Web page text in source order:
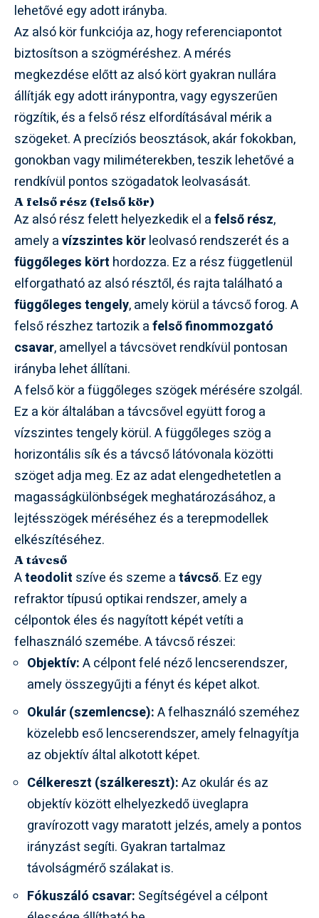
lehetővé egy adott irányba.
Az alsó kör funkciója az, hogy referenciapontot
biztosítson a szögméréshez. A mérés
megkezdése előtt az alsó kört gyakran nullára
állítják egy adott iránypontra, vagy egyszerűen
rögzítik, és a felső rész elfordításával mérik a
szögeket. A precíziós beosztások, akár fokokban,
gonokban vagy miliméterekben, teszik lehetővé a
rendkívül pontos szögadatok leolvasását.
A felső rész (felső kör)
Az alsó rész felett helyezkedik el afelső rész,
amely avízszintes körleolvasó rendszerét és a
függőleges kört hordozza. Ez a rész függetlenül
elforgatható az alsó résztől, és rajta található a
függőleges tengely, amely körül a távcső forog. A
felső részhez tartozik afelső finommozgató
csavar, amellyel a távcsövet rendkívül pontosan
irányba lehet állítani.
A felső kör a függőleges szögek mérésére szolgál.
Ez a kör általában a távcsővel együtt forog a
vízszintes tengely körül. A függőleges szög a
horizontális sík és a távcső látóvonala közötti
szöget adja meg. Ez az adat elengedhetetlen a
magasságkülönbségek meghatározásához, a
lejtésszögek méréséhez és a terepmodellek
elkészítéséhez.
A távcső
Ateodolit szíve és szeme atávcső. Ez egy
refraktor típusú optikai rendszer, amely a
célpontok éles és nagyított képét vetíti a
felhasználó szemébe. A távcső részei:
Objektív:A célpont felé néző lencserendszer,
amely összegyűjti a fényt és képet alkot.
Okulár (szemlencse):A felhasználó szeméhez
közelebb eső lencserendszer, amely felnagyítja
az objektív által alkotott képet.
Célkereszt (szálkereszt):Az okulár és az
objektív között elhelyezkedő üveglapra
gravírozott vagy maratott jelzés, amely a pontos
irányzást segíti. Gyakran tartalmaz
távolságmérő szálakat is.
Fókuszáló csavar: Segítségével a célpont